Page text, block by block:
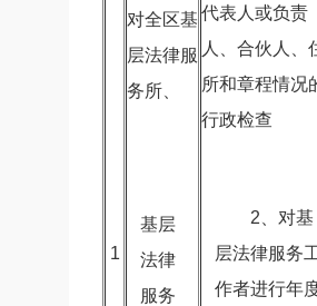
1
对全区基
层法律服
务所、
基层
法律
服务
代表人或负责
人、合伙人、
所和章程情况
行政检查
2、对基
层法律服务
作者进行年